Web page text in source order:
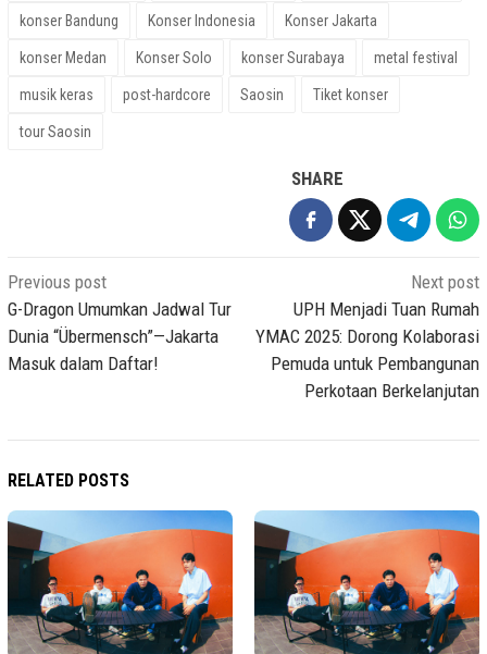
konser Bandung Konser Indonesia Konser Jakarta
konser Medan Konser Solo konser Surabaya metal festival
musik keras post-hardcore Saosin Tiket konser
tour Saosin
SHARE
Post
navigation
Previous post
G-Dragon Umumkan Jadwal Tur
Dunia “Übermensch”—Jakarta
Masuk dalam Daftar!
Next post
UPH Menjadi Tuan Rumah
YMAC 2025: Dorong Kolaborasi
Pemuda untuk Pembangunan
Perkotaan Berkelanjutan
RELATED POSTS